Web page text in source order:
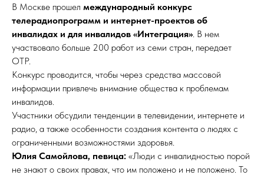
В Москве прошел международный конкурс
телерадиопрограмм и интернет-проектов об
инвалидах и для инвалидов «Интеграция». В нем
участвовало больше 200 работ из семи стран, передает
ОТР.
Конкурс проводится, чтобы через средства массовой
информации привлечь внимание общества к проблемам
инвалидов.
Участники обсудили тенденции в телевидении, интернете и
радио, а также особенности создания контента о людях с
ограниченными возможностями здоровья.
Юлия Самойлова, певица: «Люди с инвалидностью порой
не знают о своих правах, что им положено и не положено. То